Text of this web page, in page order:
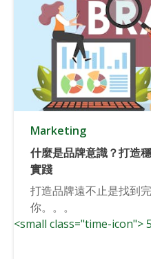
Marketing
什麼是品牌意識？打造
實踐
打造品牌遠不止是找到
你。。。
<small class="time-icon">